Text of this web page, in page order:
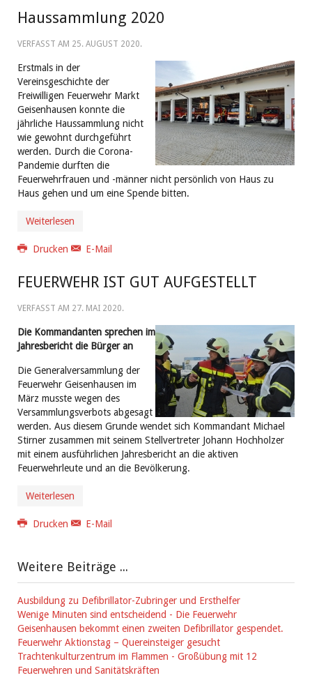
Haussammlung 2020
VERFASST AM 25. AUGUST 2020.
Erstmals in der
Vereinsgeschichte der
Freiwilligen Feuerwehr Markt
Geisenhausen konnte die
jährliche Haussammlung nicht
wie gewohnt durchgeführt
werden. Durch die Corona-
Pandemie durften die
Feuerwehrfrauen und -männer nicht persönlich von Haus zu
Haus gehen und um eine Spende bitten.
Weiterlesen
Drucken E-Mail
FEUERWEHR IST GUT AUFGESTELLT
VERFASST AM 27. MAI 2020.
Die Kommandanten sprechen im
Jahresbericht die Bürger an
Die Generalversammlung der
Feuerwehr Geisenhausen im
März musste wegen des
Versammlungsverbots abgesagt
werden. Aus diesem Grunde wendet sich Kommandant Michael
Stirner zusammen mit seinem Stellvertreter Johann Hochholzer
mit einem ausführlichen Jahresbericht an die aktiven
Feuerwehrleute und an die Bevölkerung.
Weiterlesen
Drucken E-Mail
Weitere Beiträge ...
Ausbildung zu Defibrillator-Zubringer und Ersthelfer
Wenige Minuten sind entscheidend - Die Feuerwehr
Geisenhausen bekommt einen zweiten Defibrillator gespendet.
Feuerwehr Aktionstag – Quereinsteiger gesucht
Trachtenkulturzentrum im Flammen - Großübung mit 12
Feuerwehren und Sanitätskräften